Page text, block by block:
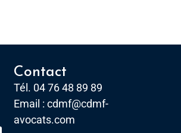
Contact
Tél. 04 76 48 89 89
Email : cdmf@cdmf-
avocats.com